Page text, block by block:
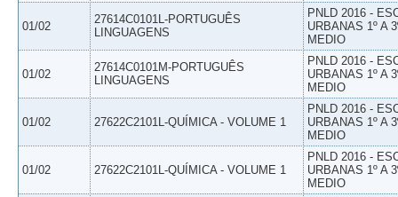
01/02
27614C0101L-PORTUGUÊS
LINGUAGENS
PNLD 2016 -
URBANAS 1º A
MEDIO
01/02
27614C0101M-PORTUGUÊS
LINGUAGENS
PNLD 2016 -
URBANAS 1º A
MEDIO
01/02 27622C2101L-QUÍMICA - VOLUME 1
PNLD 2016 -
URBANAS 1º A
MEDIO
01/02 27622C2101L-QUÍMICA - VOLUME 1
PNLD 2016 -
URBANAS 1º A
MEDIO